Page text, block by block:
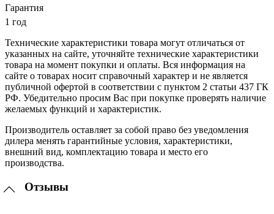
Гарантия
1 год
Технические характеристики товара могут отличаться от
указанных на сайте, уточняйте технические характеристики
товара на момент покупки и оплаты. Вся информация на
сайте о товарах носит справочный характер и не является
публичной офертой в соответствии с пунктом 2 статьи 437 ГК
РФ. Убедительно просим Вас при покупке проверять наличие
желаемых функций и характеристик.
Производитель оставляет за собой право без уведомления
дилера менять гарантийные условия, характеристики,
внешний вид, комплектацию товара и место его
производства.
Отзывы